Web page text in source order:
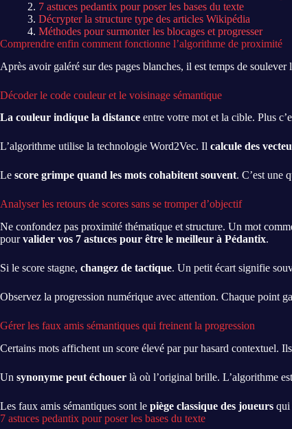
7 astuces pedantix pour poser les bases du texte
Décrypter la structure type des articles Wikipédia
Méthodes pour surmonter les blocages et progresser
Comprendre enfin comment fonctionne l’algorithme de proximité
Après avoir galéré sur des pages blanches, il est temps de soulever
Décoder le code couleur et le voisinage sémantique
La couleur indique la distance entre votre mot et la cible. Plus
L’algorithme utilise la technologie Word2Vec. Il calcule des
Le score grimpe quand les mots cohabitent souvent. C’est une
Analyser les retours de scores sans se tromper d’objectif
Ne confondez pas proximité thématique et structure. Un mot
pourvalider vos 7 astuces pour être le meilleur à Pédantix.
Si le score stagne, changez de tactique. Un petit écart signifie
Observez la progression numérique avec attention. Chaque point
Gérer les faux amis sémantiques qui freinent la progression
Certains mots affichent un score élevé par pur hasard contextuel.
Un synonyme peut échouer là où l’original brille. L’algorithme
Les faux amis sémantiques sont le piège classique des joueurs qui
7 astuces pedantix pour poser les bases du texte